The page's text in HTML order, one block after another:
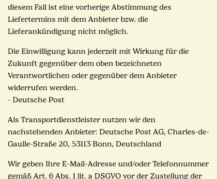
diesem Fall ist eine vorherige Abstimmung des
Liefertermins mit dem Anbieter bzw. die
Lieferankündigung nicht möglich.
Die Einwilligung kann jederzeit mit Wirkung für die
Zukunft gegenüber dem oben bezeichneten
Verantwortlichen oder gegenüber dem Anbieter
widerrufen werden.
- Deutsche Post
Als Transportdienstleister nutzen wir den
nachstehenden Anbieter: Deutsche Post AG, Charles-de-
Gaulle-Straße 20, 53113 Bonn, Deutschland
Wir geben Ihre E-Mail-Adresse und/oder Telefonnummer
gemäß Art. 6 Abs. 1 lit. a DSGVO vor der Zustellung der